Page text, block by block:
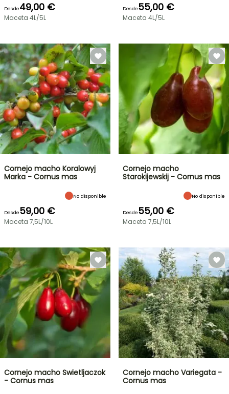
Desde49,00 €
Maceta 4L/5L
Desde55,00 €
Maceta 4L/5L
Cornejo macho Koralowyj
Marka - Cornus mas
No disponible
Desde59,00 €
Maceta 7,5L/10L
Cornejo macho
Starokijewskij - Cornus mas
No disponible
Desde55,00 €
Maceta 7,5L/10L
Cornejo macho Swietljaczok
- Cornus mas
Cornejo macho Variegata -
Cornus mas